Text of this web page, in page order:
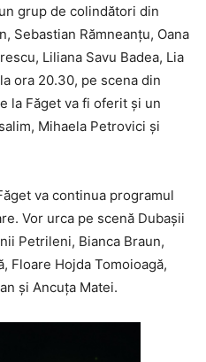
grup de colindători din
Sebastian Rămneanţu, Oana
Liliana Savu Badea, Lia
ora 20.30, pe scena din
la Făget va fi oferit şi un
Mihaela Petrovici şi
va continua programul
Vor urca pe scenă Dubaşii
Petrileni, Bianca Braun,
Floare Hojda Tomoioagă,
şi Ancuţa Matei.